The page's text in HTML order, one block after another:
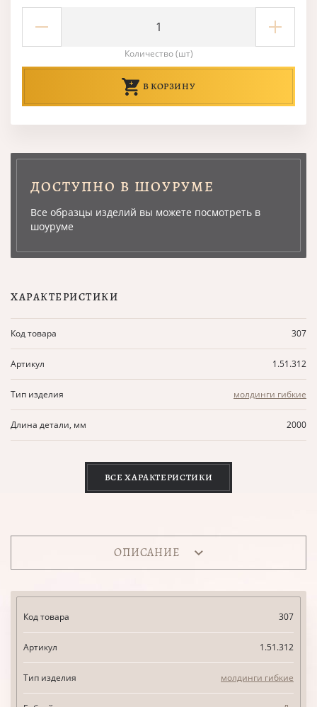
Количество (шт)
В КОРЗИНУ
ДОСТУПНО В ШОУРУМЕ
Все образцы изделий вы можете посмотреть в
шоуруме
ХАРАКТЕРИСТИКИ
Код товара 307
Артикул 1.51.312
Тип изделия молдинги гибкие
Длина детали, мм 2000
ВСЕ ХАРАКТЕРИСТИКИ
ОПИСАНИЕ
Код товара 307
Артикул 1.51.312
Тип изделия молдинги гибкие